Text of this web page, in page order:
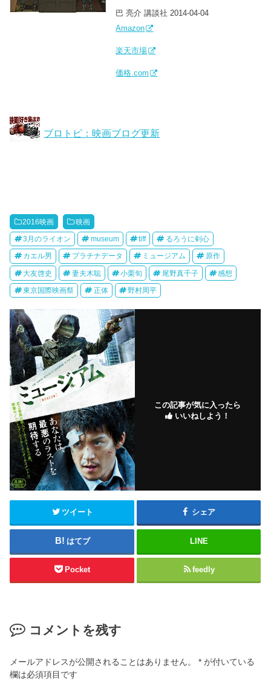
巴 亮介 講談社 2014-04-04
Amazon
楽天市場
価格.com
ブロトピ：映画ブログ更新
2016映画 映画
3月のライオン museum tiff るろうに剣心
カエル男 プラチナデータ ミュージアム 原作
大友啓史 妻夫木聡 小栗旬 尾野真千子 感想
東京国際映画祭 正体 野村周平
この記事が気に入ったら
いいねしよう！
ツイート シェア
はてブ LINE
Pocket feedly
コメントを残す
メールアドレスが公開されることはありません。 * が付いている
欄は必須項目です